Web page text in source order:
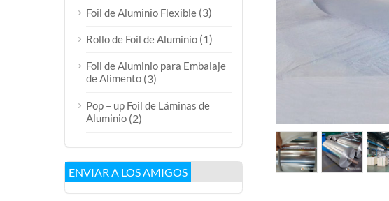
Foil de Aluminio Flexible (3)
Rollo de Foil de Aluminio (1)
Foil de Aluminio para Embalaje
de Alimento (3)
Pop – up Foil de Láminas de
Aluminio (2)
ENVIAR A LOS AMIGOS